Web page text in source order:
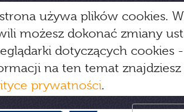
używa plików cookies.
możesz dokonać zmiany
dotyczących cookies
na ten temat
prywatności.